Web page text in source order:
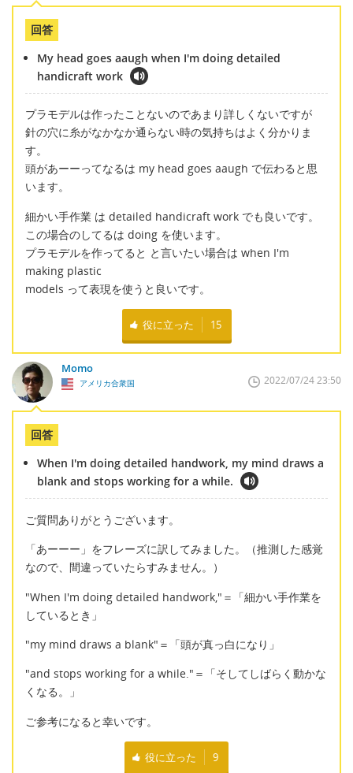
回答
My head goes aaugh when I'm doing detailed
handicraft work
プラモデルは作ったことないのであまり詳しくないですが
針の穴に糸がなかなか通らない時の気持ちはよく分かりま
す。
頭があーーってなるは my head goes aaugh で伝わると思
います。
細かい手作業 は detailed handicraft work でも良いです。
この場合のしてるは doing を使います。
プラモデルを作ってると と言いたい場合は when I'm
making plastic
models って表現を使うと良いです。
役に立った 15
Momo
アメリカ合衆国 2022/07/24 23:50
回答
When I'm doing detailed handwork, my mind draws a
blank and stops working for a while.
ご質問ありがとうございます。
「あーーー」をフレーズに訳してみました。（推測した感覚
なので、間違っていたらすみません。）
"When I'm doing detailed handwork,"＝「細かい手作業を
しているとき」
"my mind draws a blank"＝「頭が真っ白になり」
"and stops working for a while."＝「そしてしばらく動かな
くなる。」
ご参考になると幸いです。
役に立った 9